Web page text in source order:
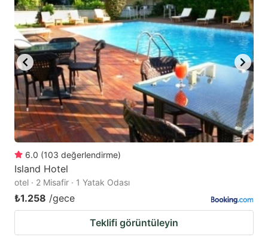
6.0 (103 değerlendirme)
Island Hotel
otel · 2 Misafir · 1 Yatak Odası
₺1.258 /gece
Teklifi görüntüleyin